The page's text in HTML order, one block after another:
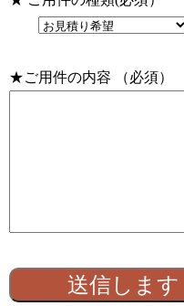
★ご用件の内容 （必須）